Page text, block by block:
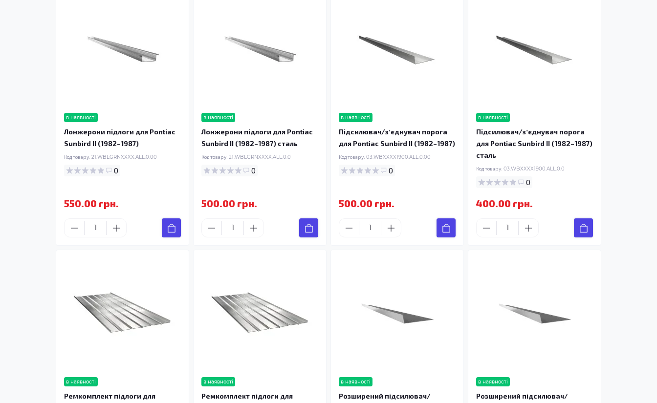
в наявності
Лонжерони підлоги для Pontiac
Sunbird II (1982–1987)
Код товару: 21.WBLGRNXXXX.ALL.0.00
0
550.00 грн.
в наявності
Лонжерони підлоги для Pontiac
Sunbird II (1982–1987) сталь
Код товару: 21.WBLGRNXXXX.ALL.0.0
0
500.00 грн.
в наявності
Підсилювач/зʼєднувач порога
для Pontiac Sunbird II (1982–1987)
Код товару: 03.WBXXXX1900.ALL.0.00
0
500.00 грн.
в наявності
Підсилювач/зʼєднувач порога
для Pontiac Sunbird II (1982–1987)
сталь
Код товару: 03.WBXXXX1900.ALL.0.0
0
400.00 грн.
в наявності
Ремкомплект підлоги для
в наявності
Ремкомплект підлоги для
в наявності
Розширений підсилювач/
в наявності
Розширений підсилювач/